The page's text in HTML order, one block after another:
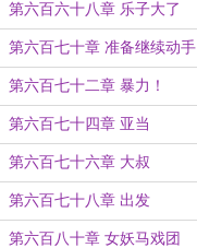
第六百六十八章 乐子大了
第六百七十章 准备继续动手
第六百七十二章 暴力！
第六百七十四章 亚当
第六百七十六章 大叔
第六百七十八章 出发
第六百八十章 女妖马戏团